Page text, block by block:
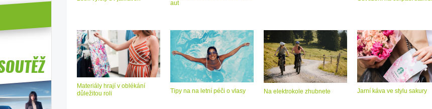
aut
Materiály hrají v oblékání
důležitou roli
Tipy na na letní péči o vlasy Na elektrokole zhubnete Jarní káva ve stylu sakury